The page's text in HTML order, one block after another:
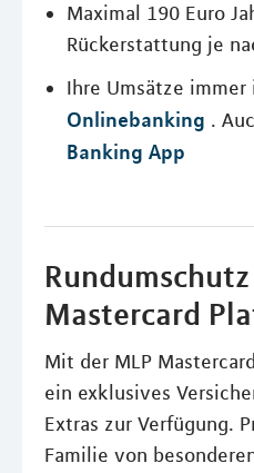
Maximal 190 Euro
Rückerstattung je
Ihre Umsätze
Onlinebanking .
Banking App
Mastercard
Mit der MLP
ein exklusives
Extras zur Verfügung.
Familie von